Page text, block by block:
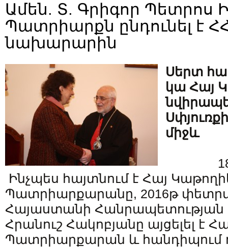
Ամեն. Տ. Գրիգոր Պետրոս
Պատրիարքն ընդունել է
նախարարին
Սերտ
կա Հայ
միջև
Ինչպես հայտնում է Հայ
Պատրիարքարանը, 2016թ
Հայաստանի Հանրապետության
Հրանուշ Հակոբյանը այցելել է
Պատրիարքարան և հանդիպում